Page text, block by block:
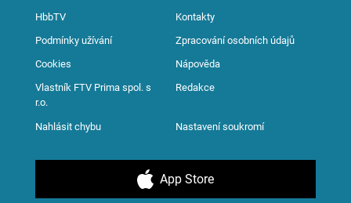
HbbTV Kontakty
Podmínky užívání Zpracování osobních údajů
Cookies Nápověda
Vlastník FTV Prima spol. s
r.o.
Redakce
Nahlásit chybu Nastavení soukromí
App Store